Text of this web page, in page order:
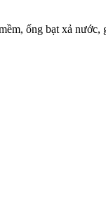
ống bạt xả nước,